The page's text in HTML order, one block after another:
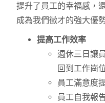
提升了員工的幸福感，
成為我們徵才的強大優
提高工作效率
週休三日讓
回到工作崗
員工滿意度
員工自我報